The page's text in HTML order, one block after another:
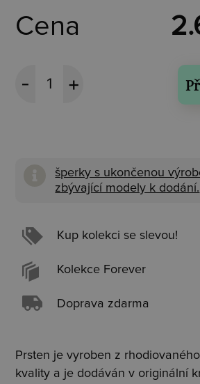
Cena
šperky s ukončenou
zbývající modely k dodání.
Kup kolekci se slevou!
Kolekce Forever
Doprava zdarma
Prsten je vyroben z
kvality a je dodáván v originální